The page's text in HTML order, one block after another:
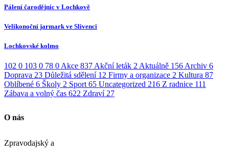
Pálení čarodějnic v Lochkově
Velikonoční jarmark ve Slivenci
Lochkovské kolmo
102 0 103 0 78 0 Akce 837 Akční leták 2 Aktuálně 156 Archiv 6
Doprava 23 Důležitá sdělení 12 Firmy a organizace 2 Kultura 87
Oblíbené 6 Školy 2 Sport 65 Uncategorized 216 Z radnice 111
Zábava a volný čas 622 Zdraví 27
O nás
Zpravodajský a